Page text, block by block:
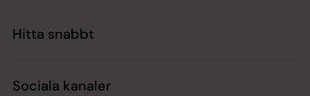
Hitta snabbt
Sociala kanaler